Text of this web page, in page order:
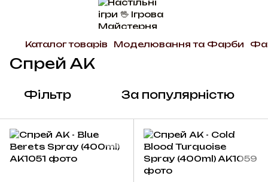
Каталог товарів Моделювання та Фарби
Спрей AK
Фільтр За популярністю